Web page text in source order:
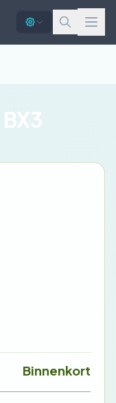
BX3
Binnenkort